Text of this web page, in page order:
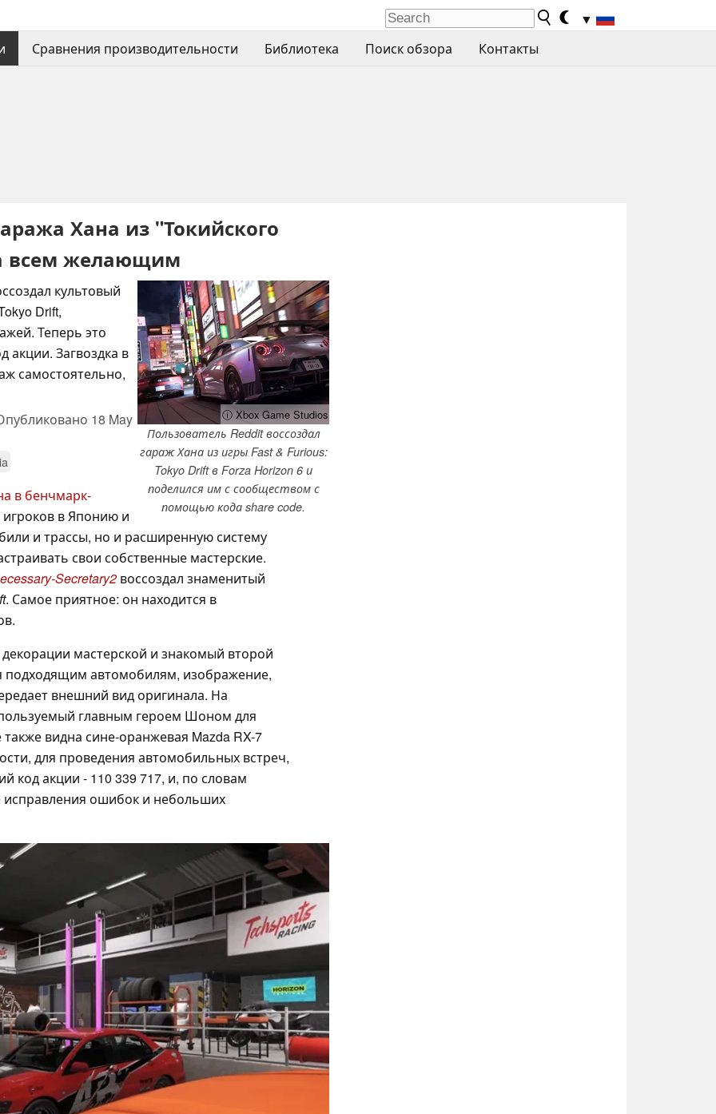
▼
Сравнения производительности Библиотека Поиск обзора Контакты
Хана из "Токийского
всем желающим
ⓘ Xbox Game Studios
Пользователь Reddit воссоздал
гараж Хана из игры Fast & Furious:
Tokyo Drift в Forza Horizon 6 и
поделился им с сообществом с
помощью кода share code.
культовый
Drift,
Теперь это
акции. Загвоздка в
самостоятельно,
18 May
в бенчмарк-
игроков в Японию и
и трассы, но и расширенную систему
свои собственные мастерские.
Secretary2 воссоздал знаменитый
. Самое приятное: он находится в
мастерской и знакомый второй
подходящим автомобилям, изображение,
внешний вид оригинала. На
главным героем Шоном для
видна сине-оранжевая Mazda RX-7
для проведения автомобильных встреч,
код акции - 110 339 717, и, по словам
исправления ошибок и небольших